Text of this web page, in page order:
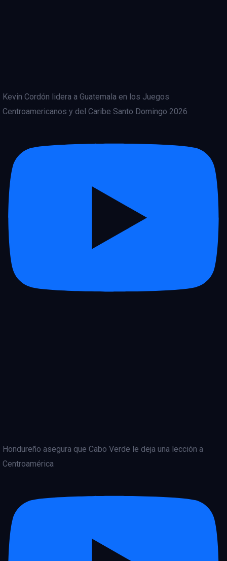
Kevin Cordón lidera a Guatemala en los Juegos
Centroamericanos y del Caribe Santo Domingo 2026
Hondureño asegura que Cabo Verde le deja una lección a
Centroamérica